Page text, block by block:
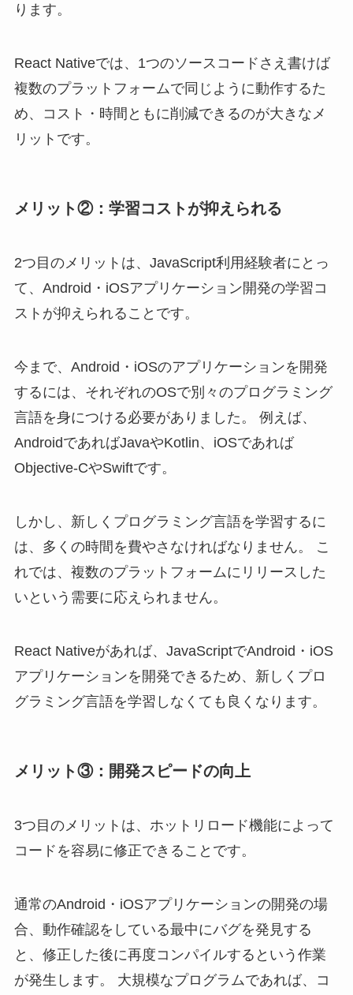
ります。
React Nativeでは、1つのソースコードさえ書けば
複数のプラットフォームで同じように動作するた
め、コスト・時間ともに削減できるのが大きなメ
リットです。
メリット②：学習コストが抑えられる
2つ目のメリットは、JavaScript利用経験者にとっ
て、Android・iOSアプリケーション開発の学習コ
ストが抑えられることです。
今まで、Android・iOSのアプリケーションを開発
するには、それぞれのOSで別々のプログラミング
言語を身につける必要がありました。 例えば、
AndroidであればJavaやKotlin、iOSであれば
Objective-CやSwiftです。
しかし、新しくプログラミング言語を学習するに
は、多くの時間を費やさなければなりません。 こ
れでは、複数のプラットフォームにリリースした
いという需要に応えられません。
React Nativeがあれば、JavaScriptでAndroid・iOS
アプリケーションを開発できるため、新しくプロ
グラミング言語を学習しなくても良くなります。
メリット③：開発スピードの向上
3つ目のメリットは、ホットリロード機能によって
コードを容易に修正できることです。
通常のAndroid・iOSアプリケーションの開発の場
合、動作確認をしている最中にバグを発見する
と、修正した後に再度コンパイルするという作業
が発生します。 大規模なプログラムであれば、コ